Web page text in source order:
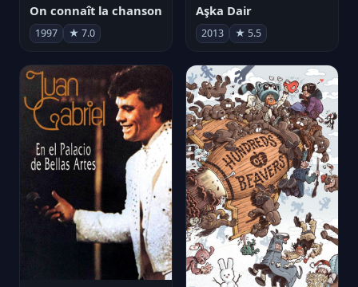
On connaît la chanson
1997 ★ 7.0
Aşka Dair
2013 ★ 5.5